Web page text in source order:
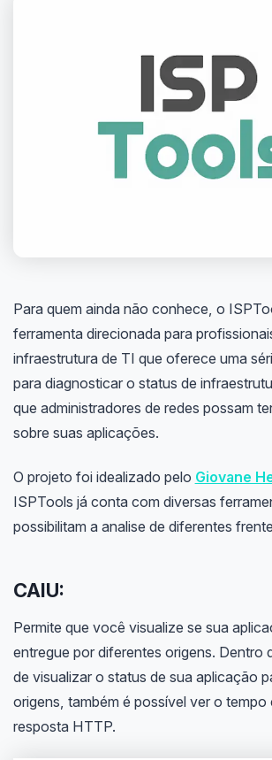
Para quem ainda não conhece, o
ferramenta direcionada para
infraestrutura de TI que oferece uma
para diagnosticar o status de
que administradores de redes possam
sobre suas aplicações.
O projeto foi idealizado pelo Giovane
ISPTools já conta com diversas
possibilitam a analise de diferentes
CAIU:
Permite que você visualize se sua
entregue por diferentes origens. Dentro
de visualizar o status de sua aplicação
origens, também é possível ver o tempo
resposta HTTP.